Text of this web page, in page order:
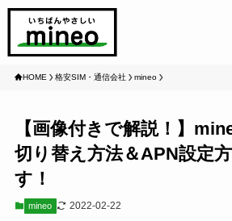
HOME 格安SIM・通信会社 mineo
【画像付きで解説！】
切り替え方法＆APN設定
す！
mineo 2022-02-22